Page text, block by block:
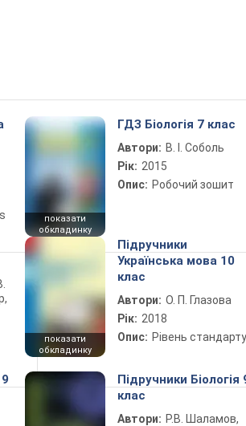
показати
обкладинку
ГДЗ Біологія 7 клас
Автори: В. І. Соболь
Рік: 2015
Опис: Робочий зошит
показати
обкладинку
Підручники
Українська мова 10
клас
Автори: О. П. Глазова
Рік: 2018
Опис: Рівень стандарту
Підручники Біологія
клас
Автори: Р.В. Шаламов,